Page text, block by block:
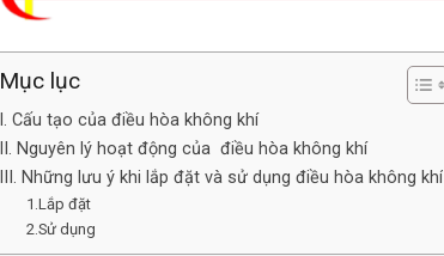
Mục lục
I. Cấu tạo của điều hòa không khí
II. Nguyên lý hoạt động của điều hòa không khí
III. Những lưu ý khi lắp đặt và sử dụng điều hòa không khí
1.Lắp đặt
2.Sử dụng